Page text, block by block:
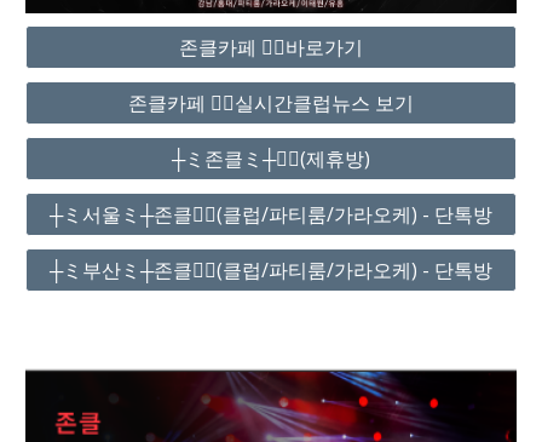
존클카페 ❤️‍🔥바로가기
존클카페 ❤️‍🔥실시간클럽뉴스 보기
┼ミ존클ミ┼❤️‍🔥(제휴방)
┼ミ서울ミ┼존클❤️‍🔥(클럽/파티룸/가라오케) - 단톡방
┼ミ부산ミ┼존클❤️‍🔥(클럽/파티룸/가라오케) - 단톡방